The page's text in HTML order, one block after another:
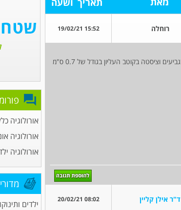
רוחלה 15:52 19/02/21
בבדיקת אולטראסאונד כליות נמצאו אבנים בכילייה ימנית בודדות זעירות בגביעים וציסטה בקוטב העליון בגודל של 0.7 ס"מ
ד"ר אילן קליין 08:02 20/02/21
אורולוגיה
אורולוגיה
אורולוגיה
ילדים